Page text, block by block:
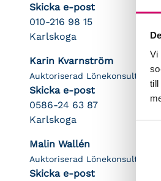
Vi
till
Skicka e-post
010-216 98 15
Karlskoga
Karin Kvarnström
Auktoriserad Lönekonsult
Skicka e-post
0586-24 63 87
Karlskoga
Malin Wallén
Auktoriserad Lönekonsult
Skicka e-post